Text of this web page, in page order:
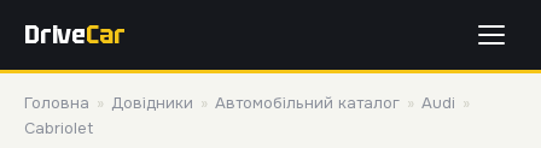
DriveCar
Головна » Довідники » Автомобільний каталог » Audi »
Cabriolet